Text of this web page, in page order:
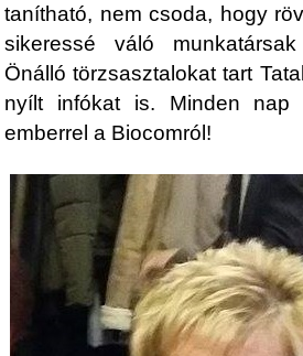
tanítható, nem csoda, hogy
sikeressé váló
Önálló törzsasztalokat tart
nyílt infókat is. Minden nap
emberrel a Biocomról!